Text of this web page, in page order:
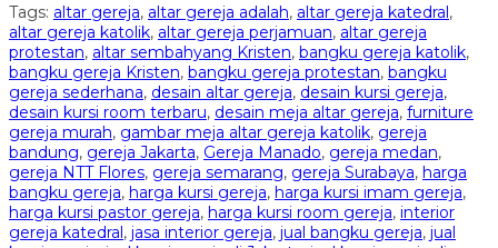
Tags: altar gereja, altar gereja adalah, altar gereja katedral,
altar gereja katolik, altar gereja perjamuan, altar gereja
protestan, altar sembahyang Kristen, bangku gereja katolik,
bangku gereja Kristen, bangku gereja protestan, bangku
gereja sederhana, desain altar gereja, desain kursi gereja,
desain kursi room terbaru, desain meja altar gereja, furniture
gereja murah, gambar meja altar gereja katolik, gereja
bandung, gereja Jakarta, Gereja Manado, gereja medan,
gereja NTT Flores, gereja semarang, gereja Surabaya, harga
bangku gereja, harga kursi gereja, harga kursi imam gereja,
harga kursi pastor gereja, harga kursi room gereja, interior
gereja katedral, jasa interior gereja, jual bangku gereja, jual